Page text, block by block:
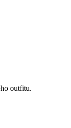
outfitu.